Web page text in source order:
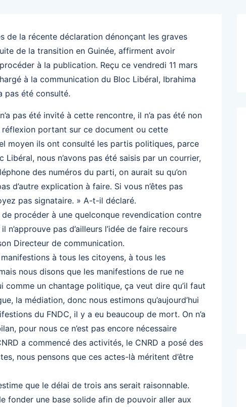
de la récente déclaration dénonçant les graves
de la transition en Guinée, affirment avoir
à la publication. Reçu ce vendredi 11 mars
à la communication du Bloc Libéral, Ibrahima
pas été consulté.
pas été invité à cette rencontre, il n’a pas été non
réflexion portant sur ce document ou cette
moyen ils ont consulté les partis politiques, parce
nous n’avons pas été saisis par un courrier,
des numéros du parti, on aurait su qu’on
d’autre explication à faire. Si vous n’êtes pas
pas signataire. » A-t-il déclaré.
procéder à une quelconque revendication contre
n’approuve pas d’ailleurs l’idée de faire recours
Directeur de communication.
à tous les citoyens, à tous les
nous disons que les manifestions de rue ne
comme un chantage politique, ça veut dire qu’il faut
la médiation, donc nous estimons qu’aujourd’hui
du FNDC, il y a eu beaucoup de mort. On n’a
pour nous ce n’est pas encore nécessaire
a commencé des activités, le CNRD a posé des
nous pensons que ces actes-là méritent d’être
que le délai de trois ans serait raisonnable.
fonder une base solide afin de pouvoir aller aux